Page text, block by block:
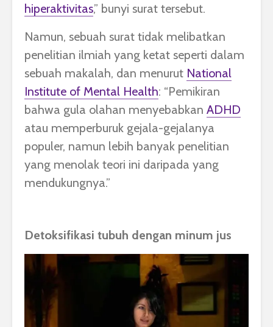
hiperaktivitas,” bunyi surat tersebut.
Namun, sebuah surat tidak melibatkan
penelitian ilmiah yang ketat seperti dalam
sebuah makalah, dan menurut National
Institute of Mental Health: “Pemikiran
bahwa gula olahan menyebabkan ADHD
atau memperburuk gejala-gejalanya
populer, namun lebih banyak penelitian
yang menolak teori ini daripada yang
mendukungnya.”
Detoksifikasi tubuh dengan minum jus